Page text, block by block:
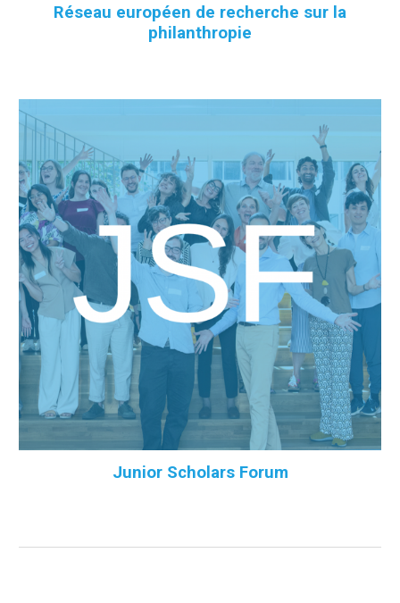
Réseau européen de recherche sur la
philanthropie
Junior Scholars Forum